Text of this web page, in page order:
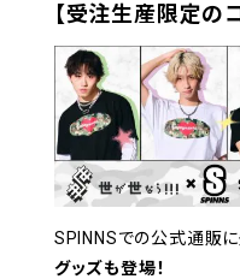
【受注生産限定の
SPINNSでの公式通販に
グッズも登場！